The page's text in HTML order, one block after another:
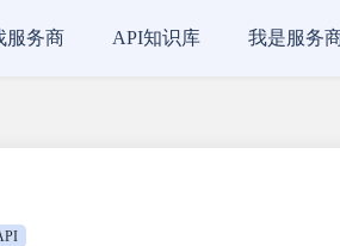
服务商 API知识库 我是服务